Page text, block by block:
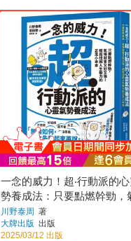
一念的威力！超‧行動派的
勢養成法：只要點燃幹勁，
就會又好又強！輕鬆找回人
力的正念小本本
川野泰周 著
大牌出版 出版
2025/03/12 出版